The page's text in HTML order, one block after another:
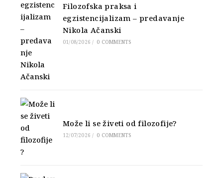
Filozofska praksa i
egzistencijalizam – predavanje
Nikola Ačanski
01/08/2026 / 0 COMMENTS
Može li se živeti od filozofije?
12/07/2026 / 0 COMMENTS